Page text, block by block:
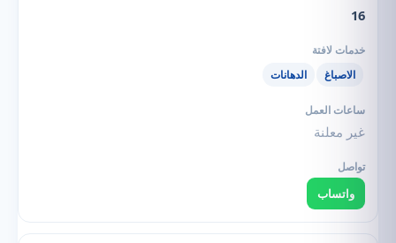
16
الاصباغ الدهانات
غير معلنة
واتساب